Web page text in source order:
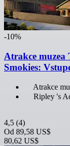
-10%
Atrakce
Smokies:
Atrakce
Ripley 's
4,5 (4)
Od 89,58 US$
80,62 US$